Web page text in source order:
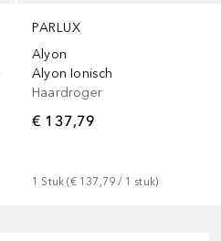
PARLUX
Alyon
Alyon Ionisch
Haardroger
€ 137,79
1 Stuk (€ 137,79 / 1 stuk)